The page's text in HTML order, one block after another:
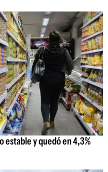
estable y quedó en 4,3%